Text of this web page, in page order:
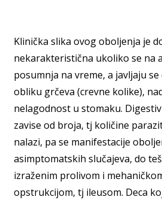
Klinička slika ovog oboljenja je
nekarakteristična ukoliko se na
posumnja na vreme, a javljaju
obliku grčeva (crevne kolike),
nelagodnost u stomaku.
zavise od broja, tj količine
nalazi, pa se manifestacije
asimptomatskih slučajeva, do
izraženim prolivom i
opstrukcijom, tj ileusom. Deca